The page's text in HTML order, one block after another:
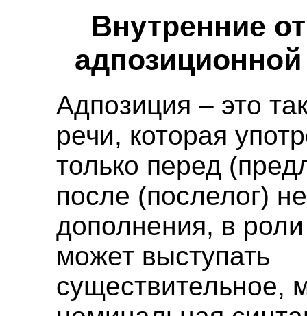
Внутренние
Адпозиция – это
речи, которая
только перед
после (послелог)
дополнения, в роли
может выступать
существительное,